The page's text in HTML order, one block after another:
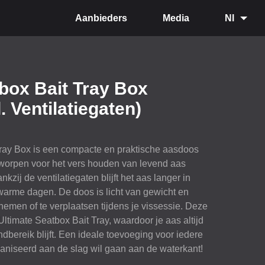
Aanbieders Media Nl
Bait Tray Box
Ventilatiegaten)
Box is een compacte en praktische aasdoos
voor het vers houden van levend aas
de ventilatiegaten blijft het aas langer in
dagen. De doos is licht van gewicht en
of te verplaatsen tijdens je vissessie. Deze
Seatbox Bait Tray, waardoor je aas altijd
blijft. Een ideale toevoeging voor iedere
aan de slag wil gaan aan de waterkant!